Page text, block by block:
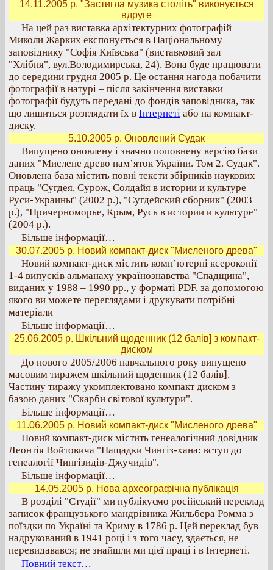
14.11.2005 р. "Застигла музика століть" виконується
вдруге
На цей раз виставка архітектурних фотографій
Миколи Жарких експонується в Національному
заповіднику "Софія Київська" (виставковий зал
"Хлібня", вул.Володимирська, 24). Вона буде працювати
до середини грудня 2005 р. Це остання нагода побачити
фотографії в натурі – після закінчення виставки
фотографії будуть передані до фондів заповідника, так
що лишиться розглядати їх в Інтернеті або на компакт-
диску.
5.10.2005 р. Оновлений Судак
Випущено оновлену і значно поповнену версію бази
даних "Мислене древо пам’яток України. Том 2. Судак".
Оновлена база містить повні тексти збірників наукових
праць "Сугдея, Сурож, Солдайя в истории и культуре
Руси-Украины" (2002 р.), "Сугдейский сборник" (2003
р.), "Причерноморье, Крым, Русь в истории и культуре"
(2004 р.).
Більше інформації…
30.07.2005 р. Новий компакт-диск "Мисленого древа"
Новий компакт-диск містить комп’ютерні ксерокопії
1-4 випусків альманаху українознавства "Спадщина",
виданих у 1988 – 1990 рр., у форматі PDF, за допомогою
якого ви можете переглядами і друкувати потрібні
матеріали
Більше інформації…
25.06.2005 р. Шкільний щоденник (12 балів] з компакт-
диском
До нового 2005/2006 навчального року випущено
масовим тиражем шкільний щоденник (12 балів].
Частину тиражу укомплектовано компакт диском з
базою даних "Скарби світової культури".
Більше інформації…
11.06.2005 р. Новий компакт-диск "Мисленого древа"
Новий компакт-диск містить генеалогічний довідник
Леонтія Войтовича "Нащадки Чингіз-хана: вступ до
генеалогії Чингізидів-Джучидів".
Більше інформації…
14.05.2005 р. Нова археографічна публікація
В розділі "Студії" ми публікуємо російський переклад
записок французького мандрівника Жильбера Ромма з
поїздки по Україні та Криму в 1786 р. Цей переклад був
надрукований в 1941 році і з того часу, здається, не
перевидавався; не знайшли ми цієї праці і в Інтернеті.
Повний текст…